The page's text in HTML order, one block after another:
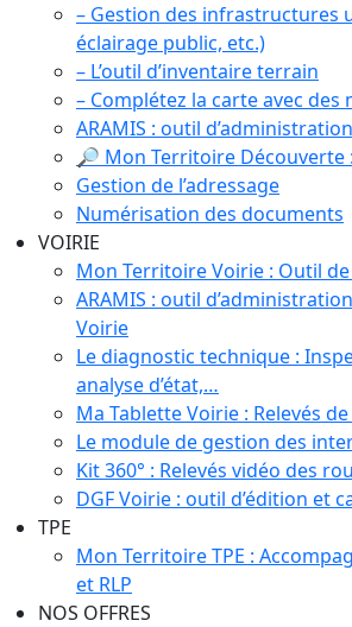
– Gestion des infrastructures
éclairage public, etc.)
– L’outil d’inventaire terrain
– Complétez la carte avec
ARAMIS : outil
🔎 Mon Territoire Découverte
Gestion de l’adressage
Numérisation des documents
VOIRIE
Mon Territoire Voirie : Outil
ARAMIS : outil
Voirie
Le diagnostic technique :
analyse d’état,…
Ma Tablette Voirie : Relevés
Le module de gestion des
Kit 360° : Relevés vidéo des
DGF Voirie : outil d’édition et
TPE
Mon Territoire TPE :
et RLP
NOS OFFRES